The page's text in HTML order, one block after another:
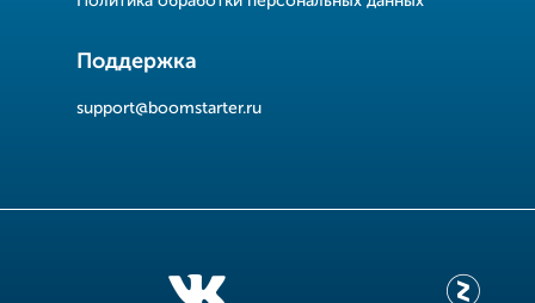
Поддержка
support@boomstarter.ru